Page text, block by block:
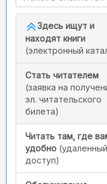
Здесь ищут и
находят книги
(электронный
Стать читателем
(заявка на
эл. читательского
билета)
Читать там, где
удобно (удаленный
доступ)